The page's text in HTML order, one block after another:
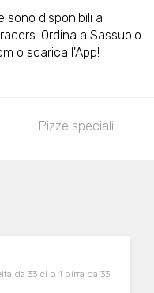
sono disponibili a
Ordina a Sassuolo
o scarica l'App!
Pizze speciali
da 33 cl o 1 birra da 33